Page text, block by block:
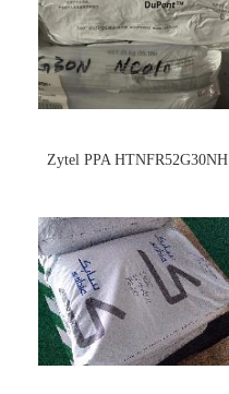
Zytel PPA HTNFR52G30NH